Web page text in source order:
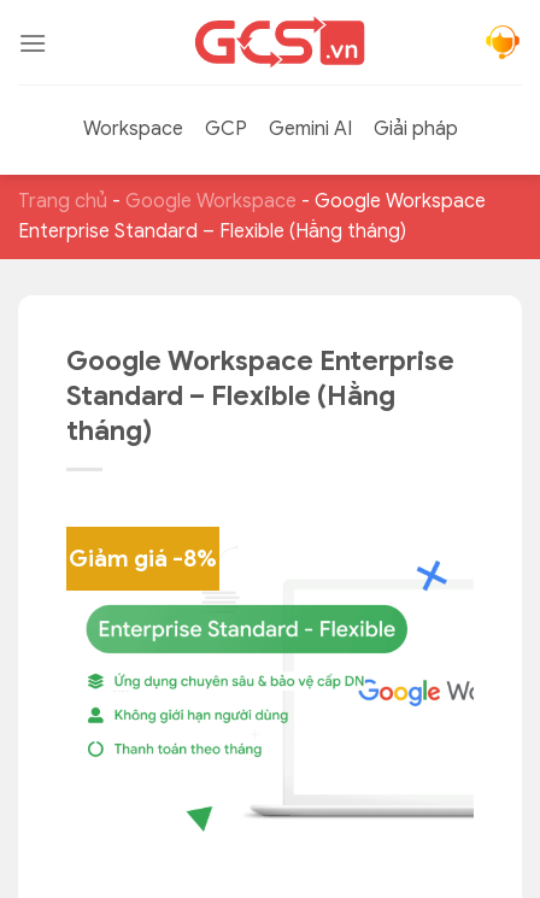
qua
Workspace
GCP Gemini AI Giải pháp
Trang chủ - Google Workspace - Google Workspace
Enterprise Standard – Flexible (Hằng tháng)
Google Workspace Enterprise
Standard – Flexible (Hằng
tháng)
Giảm giá -8%